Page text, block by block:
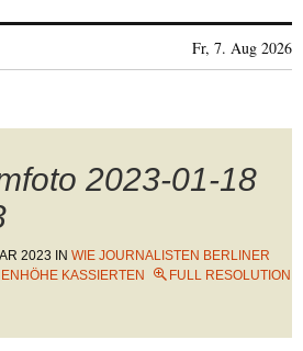
Fr, 7. Aug 2026
2023-01-18
2023 IN WIE JOURNALISTEN BERLINER
KASSIERTEN
FULL RESOLUTION